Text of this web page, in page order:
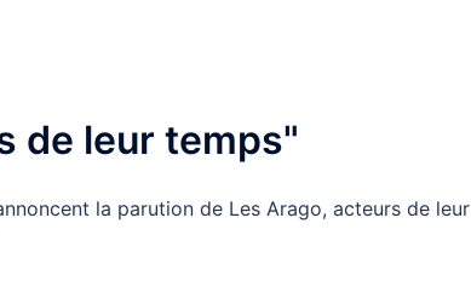
de leur temps"
la parution de Les Arago, acteurs de leur